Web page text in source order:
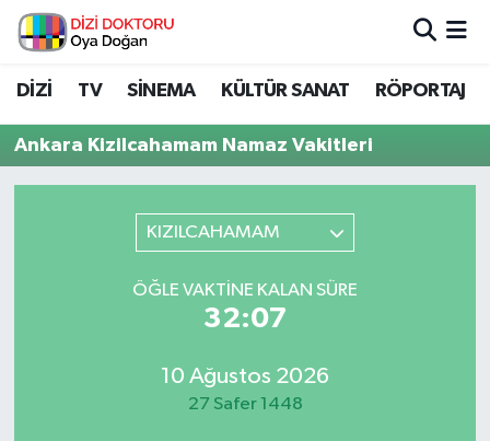
DİZİ TV SİNEMA KÜLTÜR SANAT RÖPORTAJ
Ankara Kizilcahamam Namaz Vakitleri
KIZILCAHAMAM
ÖĞLE VAKTINE KALAN SÜRE
32:07
10 Ağustos 2026
27 Safer 1448
İstanbul Nöbetçi Eczaneler
İstanbul Hava Durumu
İstanbul Trafik Yoğunluk Haritası
Süper Lig Puan Durumu ve Fikstür